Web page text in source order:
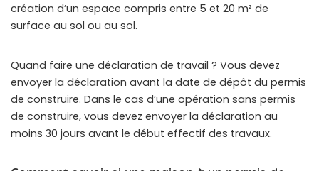
création d’un espace compris entre 5 et 20 m² de
surface au sol ou au sol.
Quand faire une déclaration de travail ? Vous devez
envoyer la déclaration avant la date de dépôt du permis
de construire. Dans le cas d’une opération sans permis
de construire, vous devez envoyer la déclaration au
moins 30 jours avant le début effectif des travaux.